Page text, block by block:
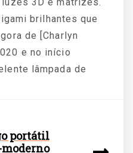
brilhantes que
de [Charlyn
e no início
lâmpada de
portátil